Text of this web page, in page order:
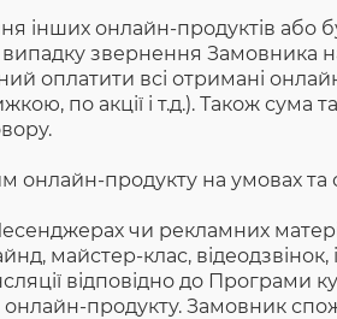
інших онлайн-продуктів або
випадку звернення Замовника
оплатити всі отримані
по акції і т.д.). Також сума
продукту на умовах та
чи рекламних
майстер-клас, відеодзвінок,
відповідно до Програми
продукту. Замовник